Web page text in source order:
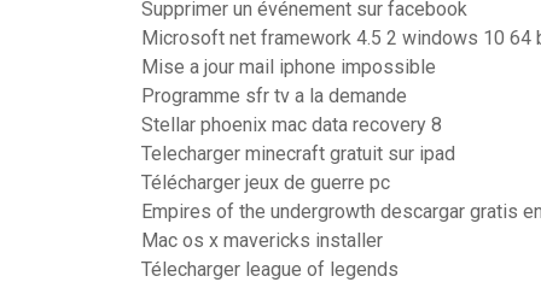
Supprimer un événement sur facebook
Microsoft net framework 4.5 2 windows 10 64
Mise a jour mail iphone impossible
Programme sfr tv a la demande
Stellar phoenix mac data recovery 8
Telecharger minecraft gratuit sur ipad
Télécharger jeux de guerre pc
Empires of the undergrowth descargar gratis
Mac os x mavericks installer
Télecharger league of legends